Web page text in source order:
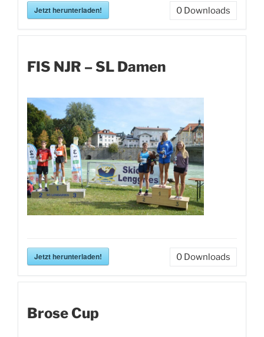
Jetzt herunterladen! 0 Downloads
FIS NJR – SL Damen
Jetzt herunterladen! 0 Downloads
Brose Cup